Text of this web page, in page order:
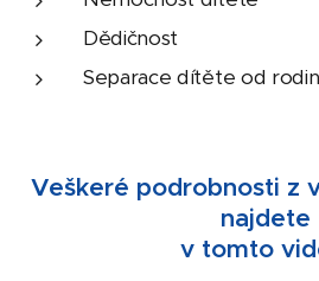
Dědičnost
Separace dítěte od
Veškeré podrobnosti z
najdete
v tomto